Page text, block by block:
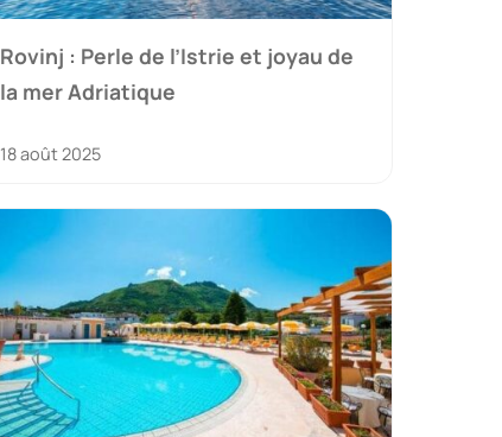
Rovinj : Perle de l’Istrie et joyau de
la mer Adriatique
18 août 2025